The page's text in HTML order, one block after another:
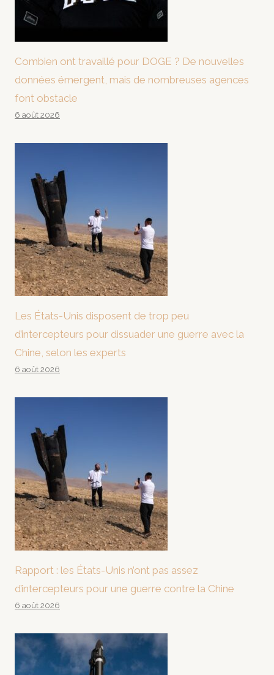
Combien ont travaillé pour DOGE ? De nouvelles
données émergent, mais de nombreuses agences
font obstacle
6 août 2026
Les États-Unis disposent de trop peu
d’intercepteurs pour dissuader une guerre avec la
Chine, selon les experts
6 août 2026
Rapport : les États-Unis n’ont pas assez
d’intercepteurs pour une guerre contre la Chine
6 août 2026